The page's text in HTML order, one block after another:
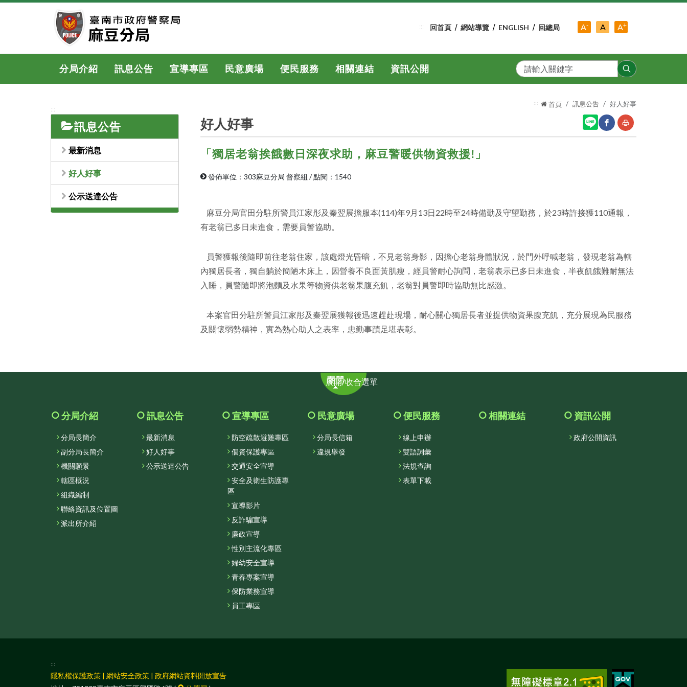
跳
內
::: 回首頁 網站導覽 ENGLISH 回總局 A-
級
A中
A+
級
分局介紹 訊息公告 宣導專區 民意廣場 便民服務 相關連結 資訊公開
搜
尋
:::
訊息公告
最新消息
好人好事
公示送達公告
::: 首頁 訊息公告 好人好事
好人好事
至
「獨居老翁挨餓數日深夜求助，麻豆警暖供物資救援!」
發佈單位：303麻豆分局 督察組 /點閱：1540
麻豆分局官田分駐所警員江家彤及秦翌展擔服本(114)年9月13日22時至24時備勤及守望勤務，於23時許接獲110通報，
有老翁已多日未進食，需要員警協助。
員警獲報後隨即前往老翁住家，該處燈光昏暗，不見老翁身影，因擔心老翁身體狀況，於門外呼喊老翁，發現老翁為轄
內獨居長者，獨自躺於簡陋木床上，因營養不良面黃肌瘦，經員警耐心詢問，老翁表示已多日未進食，半夜飢餓難耐無法
入睡，員警隨即將泡麵及水果等物資供老翁果腹充飢，老翁對員警即時協助無比感激。
本案官田分駐所警員江家彤及秦翌展獲報後迅速趕赴現場，耐心關心獨居長者並提供物資果腹充飢，充分展現為民服務
及關懷弱勢精神，實為熱心助人之表率，忠勤事蹟足堪表彰。
展開/收合選單
分局介紹
分局長簡介
副分局長簡介
機關願景
轄區概況
組織編制
聯絡資訊及位置圖
派出所介紹
訊息公告
最新消息
好人好事
公示送達公告
宣導專區
防空疏散避難專區
個資保護專區
交通安全宣導
安全及衛生防護專
區
宣導影片
反詐騙宣導
廉政宣導
性別主流化專區
婦幼安全宣導
青春專案宣導
保防業務宣導
員工專區
民意廣場
分局長信箱
違規舉發
便民服務
線上申辦
雙語詞彙
法規查詢
表單下載
相關連結 資訊公開
政府公開資訊
:::
隱私權保護政策 | 網站安全政策 | 政府網站資料開放宣告